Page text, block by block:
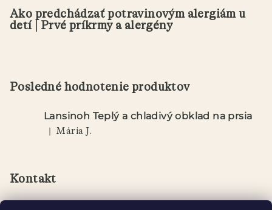
Ako predchádzať potravinovým alergiám u
detí | Prvé príkrmy a alergény
Posledné hodnotenie produktov
Lansinoh Teplý a chladivý obklad na prsia
Hodnotenie produktu je 5 z 5 hviezdičiek.
| Mária J.
Kontakt